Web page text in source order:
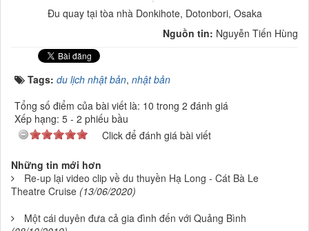
Đu quay tại tòa nhà Donkihote, Dotonbori, Osaka
Nguồn tin: Nguyễn Tiến Hùng
Tags: du lịch nhật bản, nhật bản
Tổng số điểm của bài viết là: 10 trong 2 đánh giá
Xếp hạng: 5 - 2 phiếu bầu
Click để đánh giá bài viết
Những tin mới hơn
Re-up lại video clip về du thuyền Hạ Long - Cát Bà Le
Theatre Cruise (13/06/2020)
Một cái duyên đưa cả gia đình đến với Quảng Bình